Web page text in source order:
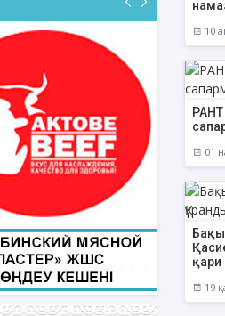
10
01
қари
19
ФИҚҺ ДӘРІСТЕРІ
Нұрбол Смағұлов
""Нұр Ғасыр" облыстық мешітінің
наиб имамы
ТІКЕЛЕЙ ЭФИРДЕ
Аптаның сәрсенбі күндері сағат
21:00 (Ақтөбе уақытымен)
Біздің nur_gasyr Instagram
парақшамызда